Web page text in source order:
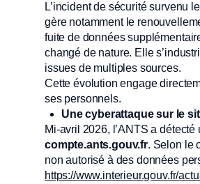
L’incident de sécurité survenu
gère notamment le
fuite de données
changé de nature. Elle
issues de multiples sources.
Cette évolution engage
ses personnels.
Une cyberattaque sur le
Mi-avril 2026, l’ANTS a
compte.ants.gouv.fr. Selon le
non autorisé à des données
https://www.interieur.gouv.fr/